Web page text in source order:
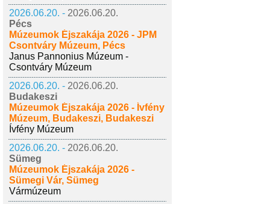
2026.06.20. - 2026.06.20.
Pécs
Múzeumok Éjszakája 2026 - JPM
Csontváry Múzeum, Pécs
Janus Pannonius Múzeum -
Csontváry Múzeum
2026.06.20. - 2026.06.20.
Budakeszi
Múzeumok Éjszakája 2026 - Ívfény
Múzeum, Budakeszi, Budakeszi
Ívfény Múzeum
2026.06.20. - 2026.06.20.
Sümeg
Múzeumok Éjszakája 2026 -
Sümegi Vár, Sümeg
Vármúzeum